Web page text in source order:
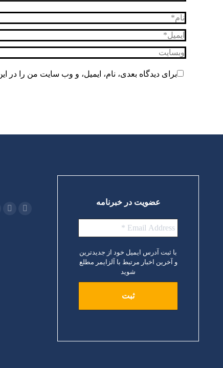
نام *
ایمیل *
وبسایت
برای دیدگاه بعدی، نام، ایمیل، و وب سایت من را در
عضویت در خبرنامه
با ثبت آدرس ایمیل خود از جدیدترین
و آخرین اخبار مرتبط با آلزایمر مطلع
شوید